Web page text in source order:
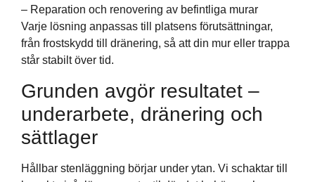
– Reparation och renovering av befintliga murar
Varje lösning anpassas till platsens förutsättningar,
från frostskydd till dränering, så att din mur eller trappa
står stabilt över tid.
Grunden avgör resultatet –
underarbete, dränering och
sättlager
Hållbar stenläggning börjar under ytan. Vi schaktar till